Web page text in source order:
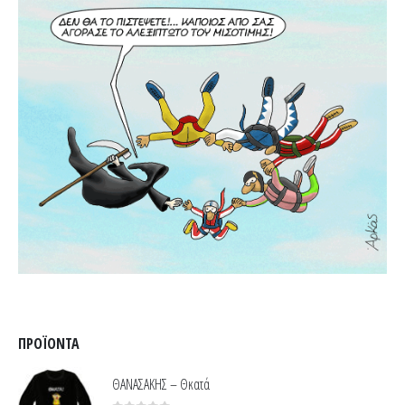
ΠΡΟΪΌΝΤΑ
ΘΑΝΑΣΑΚΗΣ – Θκατά